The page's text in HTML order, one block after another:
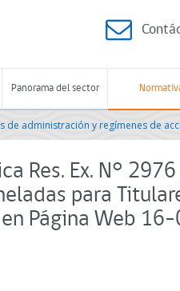
Panorama del sector
de administración y regímenes de
Res. Ex. N°
para
Página Web